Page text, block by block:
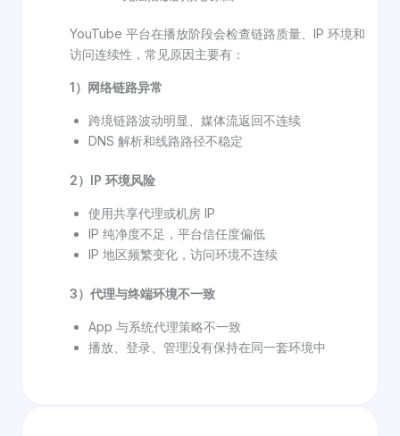
YouTube 平台在播放阶段会检查链路质量、IP 环境和
访问连续性，常见原因主要有：
1）网络链路异常
跨境链路波动明显、媒体流返回不连续
DNS 解析和线路路径不稳定
2）IP 环境风险
使用共享代理或机房 IP
IP 纯净度不足，平台信任度偏低
IP 地区频繁变化，访问环境不连续
3）代理与终端环境不一致
App 与系统代理策略不一致
播放、登录、管理没有保持在同一套环境中